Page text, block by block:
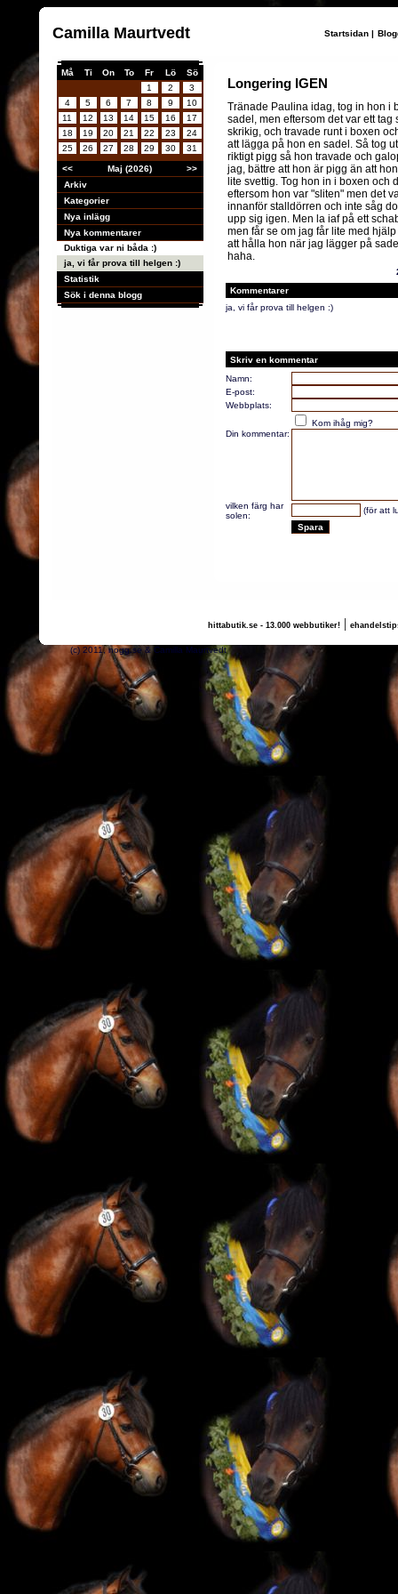
Camilla Maurtvedt Startsidan |
Må Ti On To Fr Lö
Sö
1
2
3
4
5 6 7 8 9
10
11
12 13 14 15 16
17
18
19 20 21 22 23
24
25
26 27 28 29 30 31
<< Maj (2026)
>>
Arkiv
Kategorier
Nya inlägg
Nya kommentarer
Duktiga var ni båda :)
ja, vi får prova till helgen :)
Statistik
Sök i denna blogg
Longering IGEN
Tränade Paulina idag, tog in hon i
sadel, men eftersom det var ett
skrikig, och travade runt i boxen
att lägga på hon en sadel. Så tog
riktigt pigg så hon travade och
jag, bättre att hon är pigg än att
lite svettig. Tog hon in i boxen
eftersom hon var "sliten" men det
innanför stalldörren och inte såg
upp sig igen. Men la iaf på ett
men får se om jag får lite med
att hålla hon när jag lägger på
haha.
Kommentarer
ja, vi får prova till helgen :)
Skriv en kommentar
Namn:
E-post:
Webbplats:
Kom ihåg mig?
Din kommentar:
vilken färg har
solen:
(för att
hittabutik.se - 13.000 webbutiker!|
(c) 2011, nogg.se & Camilla Maurtvedt